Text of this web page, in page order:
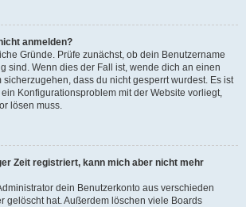
anmelden?
Gründe. Prüfe zunächst, ob dein Benutzername
sind. Wenn dies der Fall ist, wende dich an einen
sicherzugehen, dass du nicht gesperrt wurdest. Es ist
Konfigurationsproblem mit der Website vorliegt,
lösen muss.
Zeit registriert, kann mich aber nicht mehr
dein Benutzerkonto aus verschieden
gelöscht hat. Außerdem löschen viele Boards